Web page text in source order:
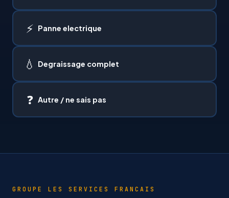
⚡ Panne electrique
💧 Degraissage complet
❓ Autre / ne sais pas
GROUPE LES SERVICES FRANCAIS